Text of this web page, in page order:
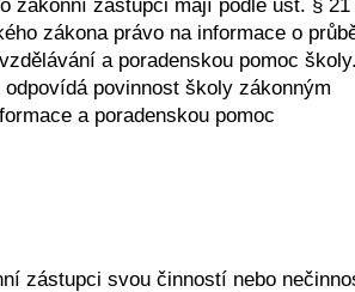
zákonní zástupci mají podle ust. § 21
zákona právo na informace o
a poradenskou pomoc
odpovídá povinnost školy zákonným
a poradenskou pomoc
zástupci svou činností nebo